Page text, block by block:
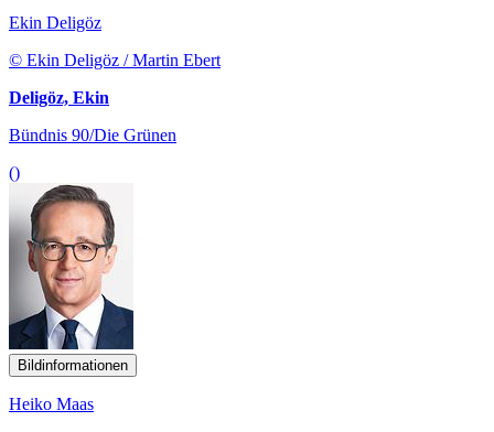
Ekin Deligöz
© Ekin Deligöz / Martin Ebert
Deligöz, Ekin
Bündnis 90/Die Grünen
()
Bildinformationen
Heiko Maas